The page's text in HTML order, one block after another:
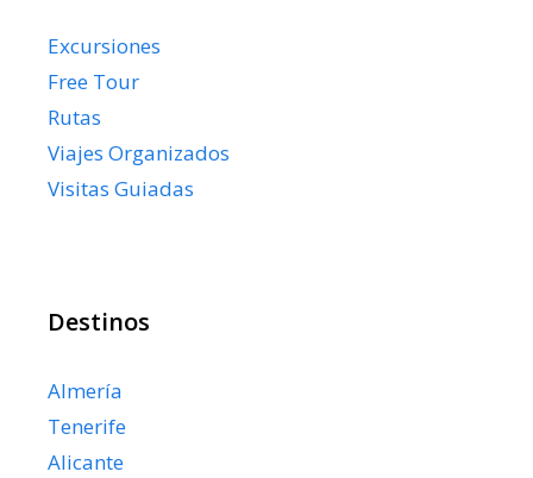
Excursiones
Free Tour
Rutas
Viajes Organizados
Visitas Guiadas
Destinos
Almería
Tenerife
Alicante